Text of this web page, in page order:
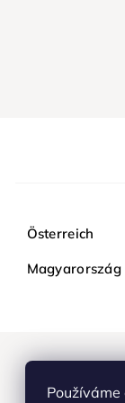
Österreich
Magyarország